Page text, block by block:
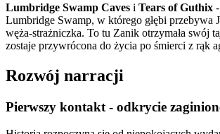
Lumbridge Swamp Caves i Tears of Guthix
Lumbridge Swamp, w którego głębi przebywa
węża-strażniczka. To tu Zanik otrzymała swój
zostaje przywrócona do życia po śmierci z rąk
Rozwój narracji
Pierwszy kontakt - odkrycie